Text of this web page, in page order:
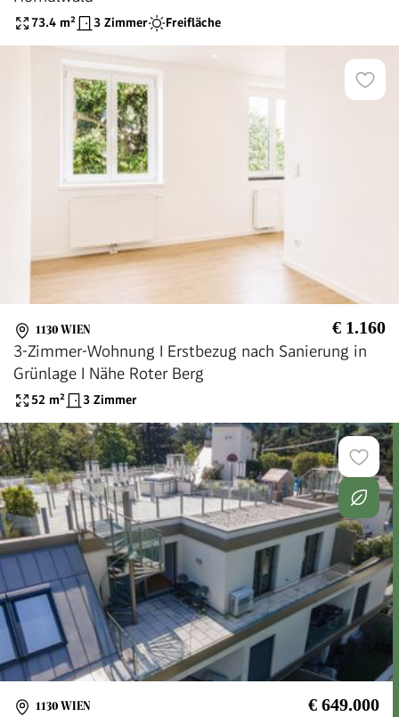
73.4 m² 3 Zimmer Freifläche
1130 WIEN € 1.160
3-Zimmer-Wohnung I Erstbezug nach Sanierung in
Grünlage I Nähe Roter Berg
52 m² 3 Zimmer
1130 WIEN € 649.000